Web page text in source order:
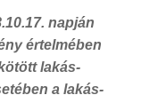
napján
értelmében
lakás-
a lakás-